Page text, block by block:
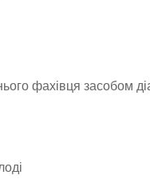
фахівця засобом